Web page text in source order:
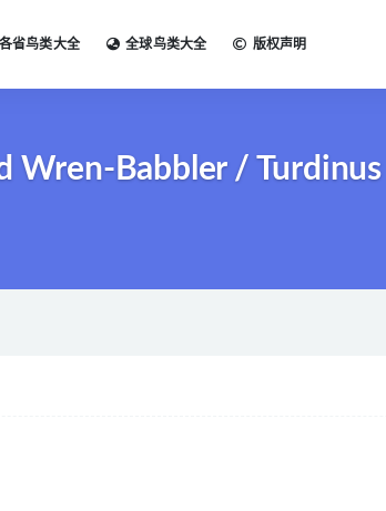
各省鸟类大全 全球鸟类大全 版权声明
Wren-Babbler /